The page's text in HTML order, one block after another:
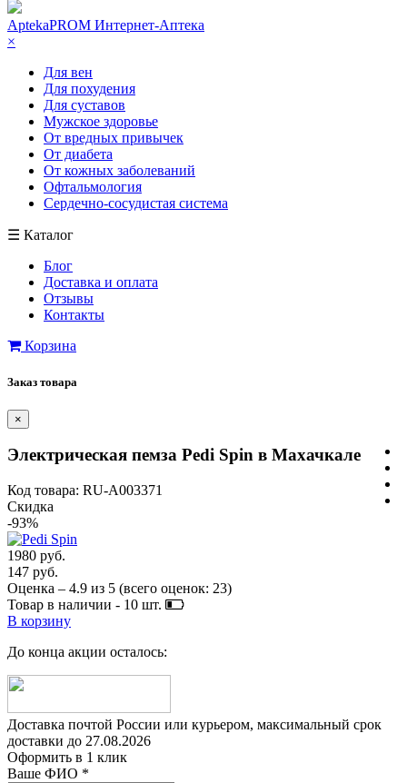
AptekaPROM Интернет-Аптека
×
Для вен
Для похудения
Для суставов
Мужское здоровье
От вредных привычек
От диабета
От кожных заболеваний
Офтальмология
Сердечно-сосудистая система
☰ Каталог
Блог
Доставка и оплата
Отзывы
Контакты
Корзина
Заказ товара
×
Электрическая пемза Pedi Spin в Махачкале
Код товара: RU-A003371
Скидка
-93%
1980 руб.
147 руб.
Оценка – 4.9 из 5 (всего оценок: 23)
Товар в наличии - 10 шт.
В корзину
До конца акции осталось:
Доставка почтой России или курьером, максимальный срок
доставки до 27.08.2026
Оформить в 1 клик
Ваше ФИО *